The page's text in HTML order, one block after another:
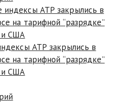
АТР закрылись в
на тарифной “разрядке”
США